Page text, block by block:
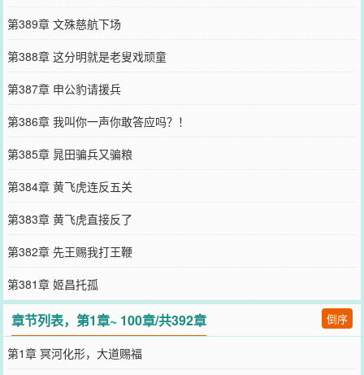
第389章 文殊慈航下场
第388章 这分明就是老叟戏顽童
第387章 申公豹请援兵
第386章 我叫你一声你敢答应吗？！
第385章 晁田骗兵又骗粮
第384章 黄飞虎连反五关
第383章 黄飞虎直接反了
第382章 先王赐我打王鞭
第381章 姬昌托孤
章节列表，第1章~ 100章/共392章 倒序
第1章 冥河化形，大道赐福